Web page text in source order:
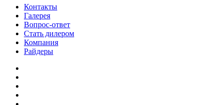
Контакты
Галерея
Вопрос-ответ
Стать дилером
Компания
Райдеры